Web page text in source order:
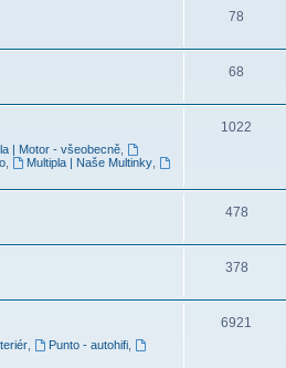
78
68
| Motor - všeobecně
Multipla | Naše Multinky
1022
478
378
Punto - autohifi
6921